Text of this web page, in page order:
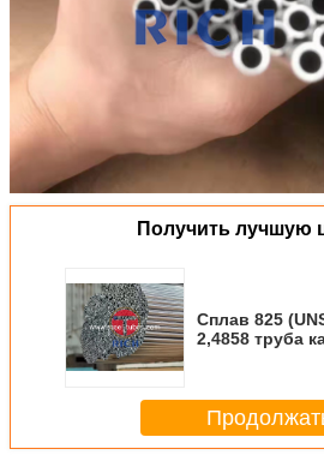
Получить лучшую
Сплав 825
2,4858 труба